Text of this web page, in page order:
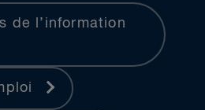
de l’information